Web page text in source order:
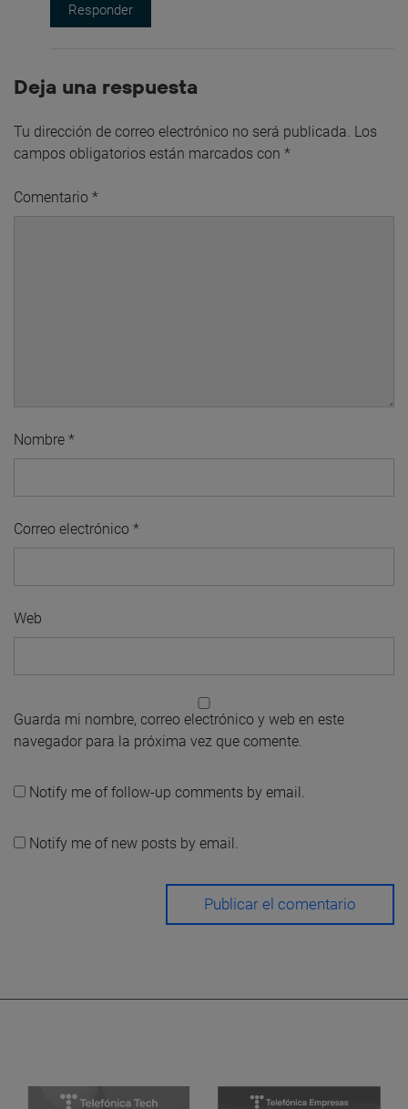
Responder
Deja una respuesta
Tu dirección de correo electrónico no será publicada. Los
campos obligatorios están marcados con *
Comentario *
Nombre *
Correo electrónico *
Web
Guarda mi nombre, correo electrónico y web en este
navegador para la próxima vez que comente.
Notify me of follow-up comments by email.
Notify me of new posts by email.